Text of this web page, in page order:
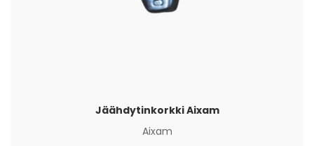
Jäähdytinkorkki Aixam
Aixam